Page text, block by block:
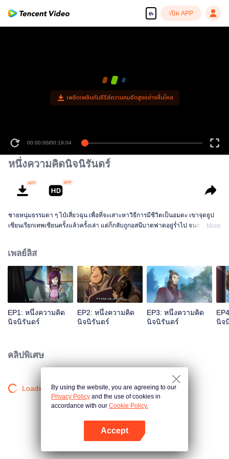
th เปิด APP
เพลิดเพลินกับซีรีส์ความคมชัดสูงอย่างลื่นไหล
00:00:00/00:19:04
หนึ่งความคิดนิจนิรันดร์
ชายหนุ่มธรรมดา ๆ ไป๋เสี่ยวฉุน เพื่อที่จะเสาะหาวิธีการมีชีวิตเป็นอมตะ เขาจุดธูป
เซียนเรียกเทพเซียนครั้งแล้วครั้งเล่า แต่ก็กลับถูกอสนีบาตฟาดอยู่ร่ำไป จนกระทั่งMore
เพลย์ลิส
EP1: หนึ่งความคิด
นิจนิรันดร์
EP2: หนึ่งความคิด
นิจนิรันดร์
EP3: หนึ่งความคิด
นิจนิรันดร์
นิจ
คลิปพิเศษ
Loading…By using the website, you are agreeing to our
Privacy Policy and the use of cookies in
accordance with our Cookie Policy.
Accept